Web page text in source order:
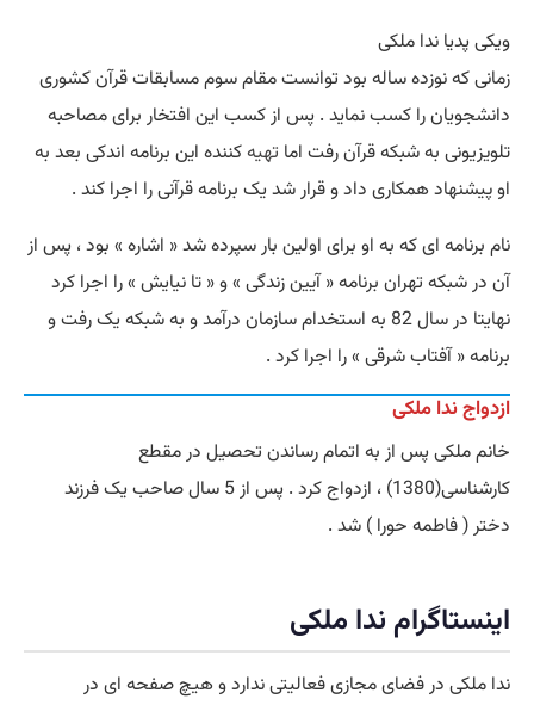
ویکی پدیا ندا ملکی
زمانی که نوزده ساله بود توانست مقام سوم مسابقات قرآن کشوری
دانشجویان را کسب نماید . پس از کسب این افتخار برای مصاحبه
تلویزیونی به شبکه قرآن رفت اما تهیهکننده این برنامه اندکی بعد به
او پیشنهاد همکاری داد و قرار شد یک برنامه قرآنی را اجرا کند .
نام برنامه ای که به او برای اولین بار سپرده شد « اشاره » بود ، پس از
آن در شبکه تهران برنامه « آیین زندگی » و « تا نیایش » را اجرا کرد
نهایتا در سال 82 به استخدام سازمان درآمد و به شبکه یک رفت و
برنامه « آفتاب شرقی » را اجرا کرد .
ازدواج ندا ملکی
خانم ملکی پس از به اتمام رساندن تحصیل در مقطع
کارشناسی(1380) ، ازدواج کرد . پس از 5 سال صاحب یک فرزند
دختر ( فاطمه حورا ) شد .
اینستاگرام ندا ملکی
ندا ملکی در فضای مجازی فعالیتی ندارد و هیچ صفحه ای در